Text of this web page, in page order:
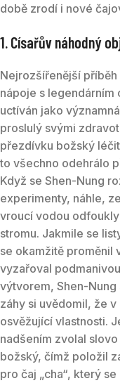
době zrodí i nové
1. Císařův náhodný
Nejrozšířenější
nápoje s legendárním
uctíván jako
proslulý svými
přezdívku božský
to všechno odehrálo
Když se Shen-Nung
experimenty, náhle,
vroucí vodou
stromu. Jakmile se
se okamžitě proměnil
vyzařoval
výtvorem, Shen-Nung
záhy si uvědomil, že
osvěžující vlastnosti.
nadšením zvolal slovo
božský, čímž položil
pro čaj „cha“, který